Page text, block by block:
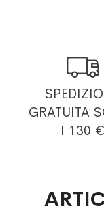

GRATUITA
I 130 €